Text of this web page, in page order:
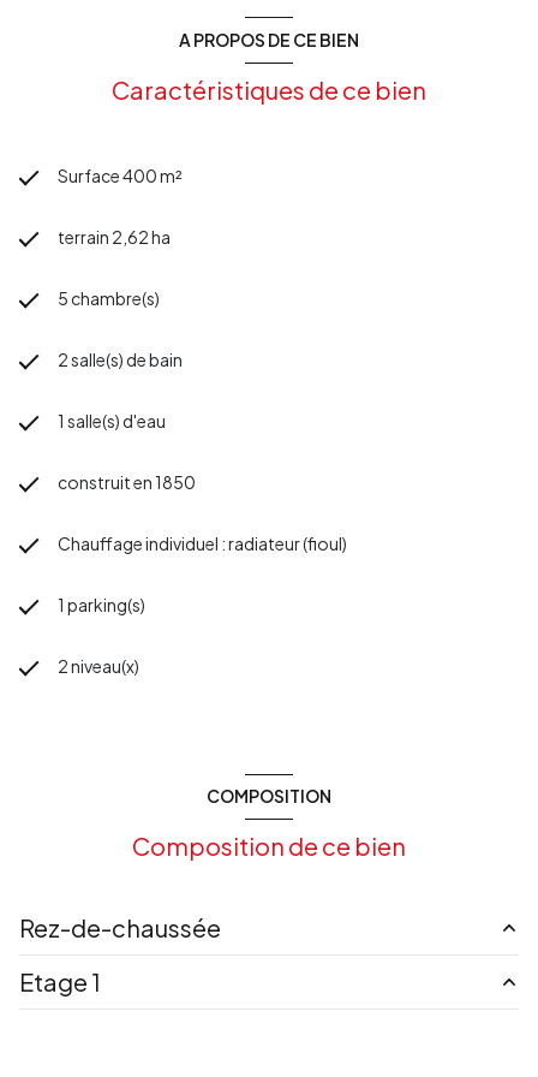
pas à contacter votre agence Les Clés d'Aquitaine.
A PROPOS DE CE BIEN
Caractéristiques de ce bien
Surface 400 m²
terrain 2,62 ha
5 chambre(s)
2 salle(s) de bain
1 salle(s) d'eau
construit en 1850
Chauffage individuel : radiateur (fioul)
1 parking(s)
2 niveau(x)
COMPOSITION
Composition de ce bien
Rez-de-chaussée
chaufferie
Etage 1